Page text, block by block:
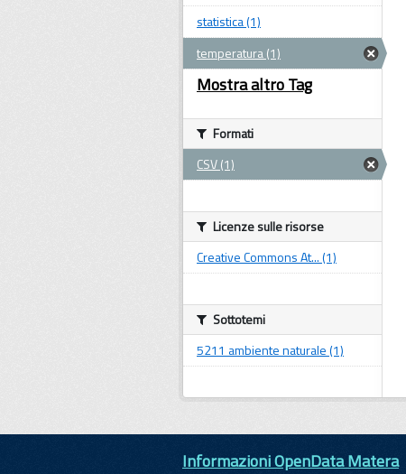
statistica (1)
temperatura (1)
Mostra altro Tag
Formati
CSV (1)
Licenze sulle risorse
Creative Commons At... (1)
Sottotemi
5211 ambiente naturale (1)
Informazioni OpenData Matera